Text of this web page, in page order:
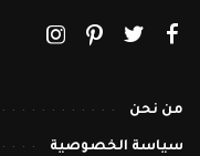
من نحن
سياسة الخصوصية